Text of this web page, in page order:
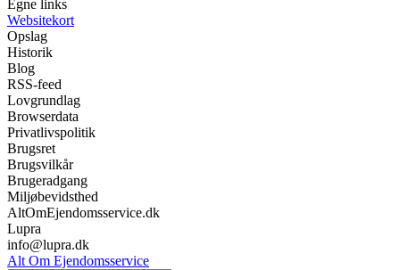
Egne links
Websitekort
Opslag
Historik
Blog
RSS-feed
Lovgrundlag
Browserdata
Privatlivspolitik
Brugsret
Brugsvilkår
Brugeradgang
Miljøbevidsthed
AltOmEjendomsservice.dk
Lupra
info@lupra.dk
Alt Om Ejendomsservice